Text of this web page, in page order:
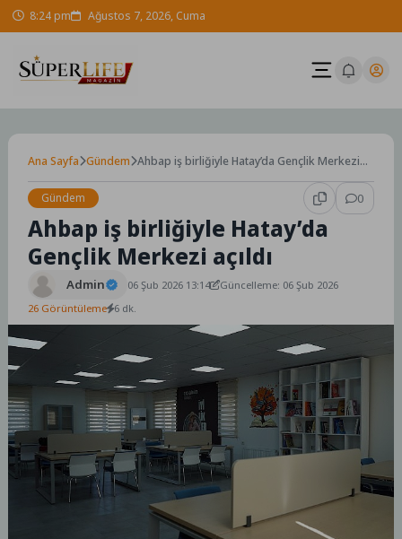
Skip 8:24 pm Ağustos 7, 2026, Cuma
Ana Sayfa Gündem Ahbap iş birliğiyle Hatay’da Gençlik Merkezi
Gündem
0
Ahbap iş birliğiyle Hatay’da
Gençlik Merkezi açıldı
Admin 06 Şub 2026 13:14
Güncelleme: 06 Şub 2026
26 Görüntüleme 6 dk.